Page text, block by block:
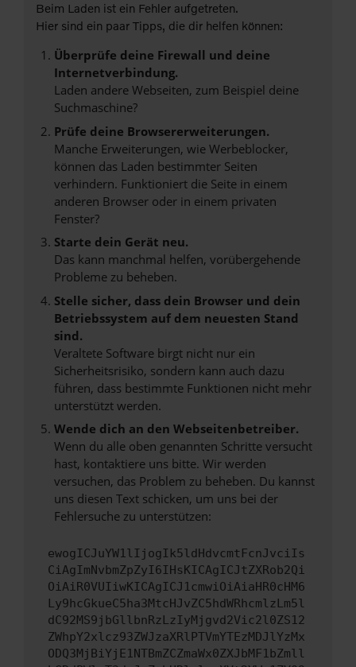
Beim Laden ist ein Fehler aufgetreten.
Hier sind ein paar Tipps, die dir helfen können:
Überprüfe deine Firewall und deine
Internetverbindung.
Laden andere Webseiten, zum Beispiel deine
Suchmaschine?
Prüfe deine Browsererweiterungen.
Manche Erweiterungen, wie Werbeblocker,
können das Laden bestimmter Seiten
verhindern. Funktioniert die Seite in einem
anderen Browser oder in einem privaten
Fenster?
Starte dein Gerät neu.
Das kann manchmal helfen, vorübergehende
Probleme zu beheben.
Stelle sicher, dass dein Browser und dein
Betriebssystem auf dem neuesten Stand
sind.
Veraltete Software birgt nicht nur ein
Sicherheitsrisiko, sondern kann auch dazu
führen, dass bestimmte Funktionen nicht mehr
unterstützt werden.
Wende dich an den Webseitenbetreiber.
Wenn du alle oben genannten Schritte versucht
hast, kontaktiere uns bitte. Wir werden
versuchen, das Problem zu beheben. Du kannst
uns diesen Text schicken, um uns bei der
Fehlersuche zu unterstützen:
ewogICJuYW1lIjogIk5ldHdvcmtFcnJvciIs
CiAgImNvbmZpZyI6IHsKICAgICJtZXRob2Qi
OiAiR0VUIiwKICAgICJ1cmwiOiAiaHR0cHM6
Ly9hcGkueC5ha3MtcHJvZC5hdWRhcmlzLm5l
dC92MS9jbGllbnRzLzIyMjgvd2Vic2l0ZS12
ZWhpY2xlcz93ZWJzaXRlPTVmYTEzMDJlYzMx
ODQ3MjBiYjE1NTBmZCZmaWx0ZXJbMF1bZmll